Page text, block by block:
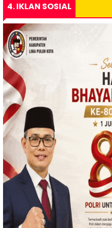
4. IKLAN SOSIAL